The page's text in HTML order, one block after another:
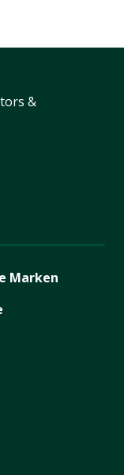
&
Marken